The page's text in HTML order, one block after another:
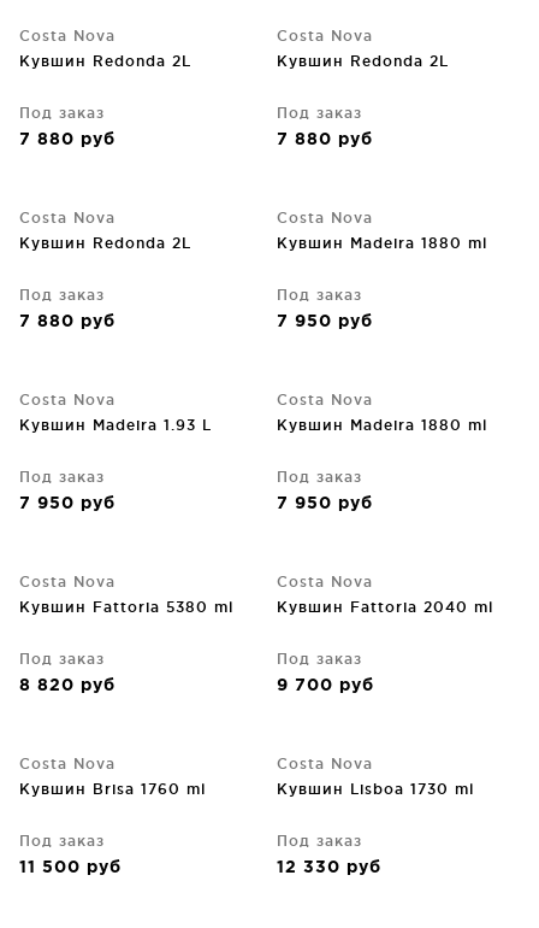
Costa Nova
Кувшин Redonda 2L
Под заказ
7 880 руб
Costa Nova
Кувшин Redonda 2L
Под заказ
7 880 руб
Costa Nova
Кувшин Redonda 2L
Под заказ
7 880 руб
Costa Nova
Кувшин Madeira 1880 ml
Под заказ
7 950 руб
Costa Nova
Кувшин Madeira 1.93 L
Под заказ
7 950 руб
Costa Nova
Кувшин Madeira 1880 ml
Под заказ
7 950 руб
Costa Nova
Кувшин Fattoria 5380 ml
Под заказ
8 820 руб
Costa Nova
Кувшин Fattoria 2040 ml
Под заказ
9 700 руб
Costa Nova
Кувшин Brisa 1760 ml
Под заказ
11 500 руб
Costa Nova
Кувшин Lisboa 1730 ml
Под заказ
12 330 руб